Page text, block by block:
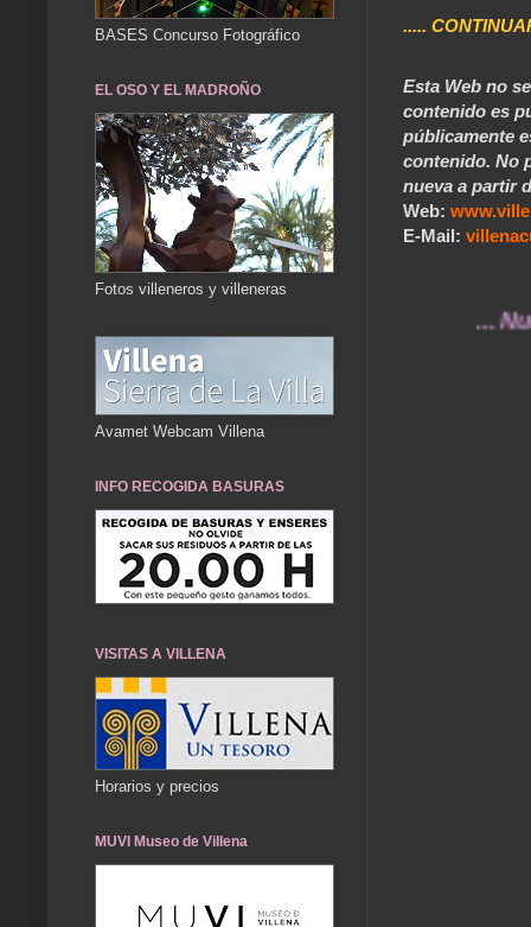
.....
Esta Web no
contenido es
públicamente
contenido. No
nueva a partir
Web:
E-Mail:
... Nuestros
BASES Concurso Fotográfico
EL OSO Y EL MADROÑO
Fotos villeneros y villeneras
Avamet Webcam Villena
INFO RECOGIDA BASURAS
VISITAS A VILLENA
Horarios y precios
MUVI Museo de Villena